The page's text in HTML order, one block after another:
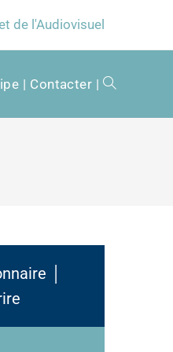
de l'Audiovisuel
Contacter
│